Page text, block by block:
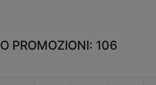
PROMOZIONI: 106